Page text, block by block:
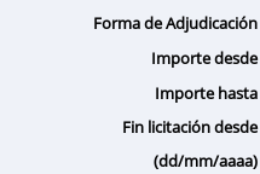
Forma de Adjudicación
Importe desde
Importe hasta
Fin licitación desde
(dd/mm/aaaa)